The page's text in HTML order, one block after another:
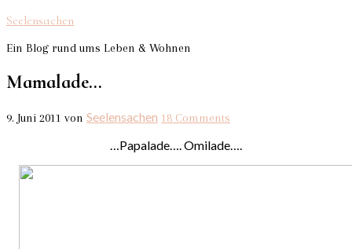
Seelensachen
Ein Blog rund ums Leben & Wohnen
Mamalade…
9. Juni 2011 von Seelensachen 18 Comments
…Papalade…. Omilade….